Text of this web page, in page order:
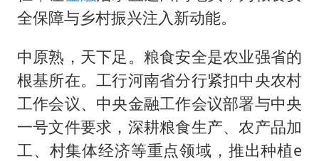
全保障与乡村振兴注入新动能。
中原熟，天下足。粮食安全是农业强省的
根基所在。工行河南省分行紧扣中央农村
工作会议、中央金融工作会议部署与中央
一号文件要求，深耕粮食生产、农产品加
工、村集体经济等重点领域，推出种植e